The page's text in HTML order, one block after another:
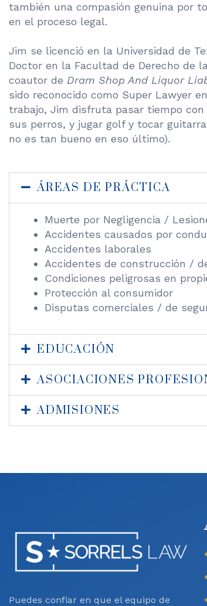
también una compasión genuina por
en el proceso legal.
Jim se licenció en la Universidad de
Doctor en la Facultad de Derecho de
coautor de Dram Shop And Liquor
sido reconocido como Super Lawyer
trabajo, Jim disfruta pasar tiempo
sus perros, y jugar golf y tocar
no es tan bueno en eso último).
ÁREAS DE PRÁCTICA
Muerte por Negligencia /
Accidentes causados por
Accidentes laborales
Accidentes de construcción /
Condiciones peligrosas en
Protección al consumidor
Disputas comerciales / de
EDUCACIÓN
ASOCIACIONES
ADMISIONES
Puedes confiar en que el equipo de